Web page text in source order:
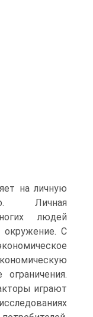
на личную
Личная
людей
окружение. С
играют